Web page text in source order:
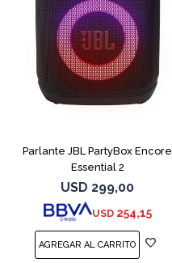
Parlante JBL PartyBox Encore
Essential 2
USD 299,00
USD 254,15